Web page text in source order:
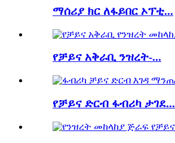
ማሰሪያ ክር ለፋይበር ኦፕቲ...
የቻይና አቅራቢ ንዝረት-...
የቻይና ድርብ ፋብሪካ ታገደ...